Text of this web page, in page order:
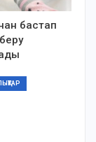
бастап